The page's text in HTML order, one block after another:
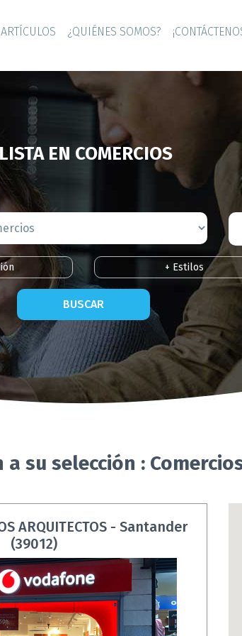
¿QUIÉNES SOMOS?
EN COMERCIOS
+ Estilos
BUSCAR
su selección :
ARQUITECTOS - Santander
(39012)